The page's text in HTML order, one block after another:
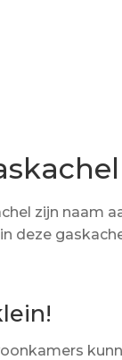
zijn naam
deze